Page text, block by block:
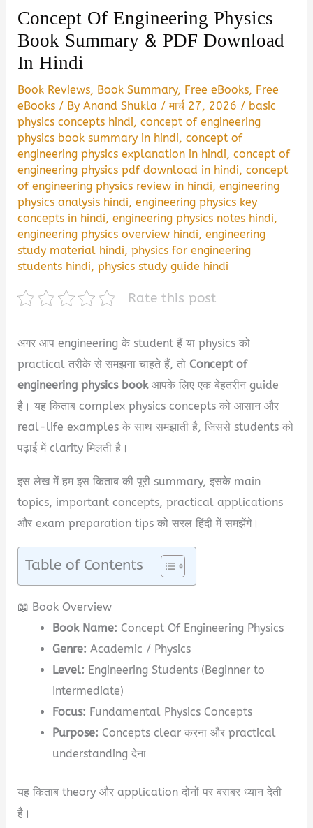
Concept Of Engineering Physics
Book Summary & PDF Download
In Hindi
Book Reviews, Book Summary, Free eBooks, Free
eBooks / ByAnand Shukla /मार्च 27, 2026 / basic
physics concepts hindi,concept of engineering
physics book summary in hindi,concept of
engineering physics explanation in hindi,concept of
engineering physics pdf download in hindi,concept
of engineering physics review in hindi,engineering
physics analysis hindi,engineering physics key
concepts in hindi,engineering physics notes hindi,
engineering physics overview hindi,engineering
study material hindi,physics for engineering
students hindi,physics study guide hindi
Rate this post
अगर आप engineering के student हैं या physics को
practical तरीके से समझना चाहते हैं, तो Concept of
engineering physics bookआपके लिए एक बेहतरीन guide
है। यह किताब complex physics concepts को आसान और
real-life examples के साथ समझाती है, जिससे students को
पढ़ाई में clarity मिलती है।
इस लेख में हम इस किताब की पूरी summary, इसके main
topics, important concepts, practical applications
और exam preparation tips को सरल हिंदी में समझेंगे।
Table of Contents
📖 Book Overview
Book Name: Concept Of Engineering Physics
Genre: Academic / Physics
Level: Engineering Students (Beginner to
Intermediate)
Focus: Fundamental Physics Concepts
Purpose: Concepts clear करना और practical
understanding देना
यह किताब theory और application दोनों पर बराबर ध्यान देती
है।